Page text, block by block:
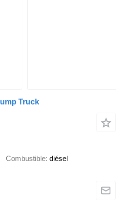
Truck
Combustible diésel